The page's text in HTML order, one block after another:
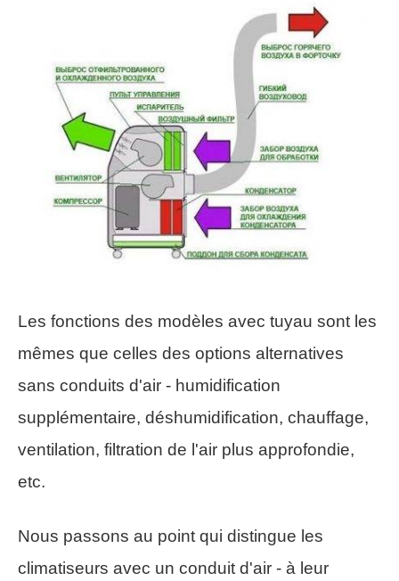
Les fonctions des modèles avec tuyau sont les
mêmes que celles des options alternatives
sans conduits d'air - humidification
supplémentaire, déshumidification, chauffage,
ventilation, filtration de l'air plus approfondie,
etc.
Nous passons au point qui distingue les
climatiseurs avec un conduit d'air - à leur